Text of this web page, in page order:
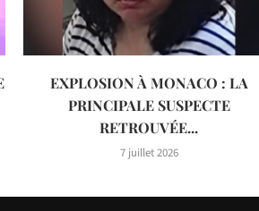
EXPLOSION À MONACO : LA
PRINCIPALE SUSPECTE
RETROUVÉE...
7 juillet 2026